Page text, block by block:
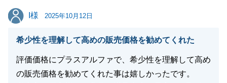
I様
I様 2025年10月12日
希少性を理解して高めの販売価格を勧めてくれた
評価価格にプラスアルファで、希少性を理解して高め
の販売価格を勧めてくれた事は嬉しかったです。